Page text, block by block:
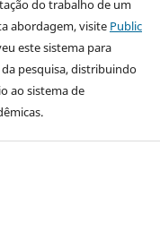
do trabalho de um
abordagem, visite Public
este sistema para
pesquisa, distribuindo
ao sistema de